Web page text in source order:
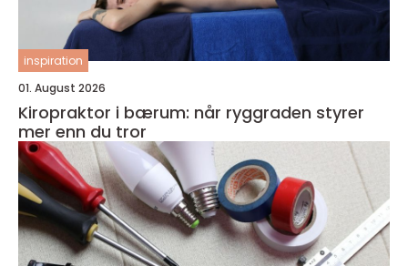
inspiration
01. August 2026
Kiropraktor i bærum: når ryggraden styrer
mer enn du tror